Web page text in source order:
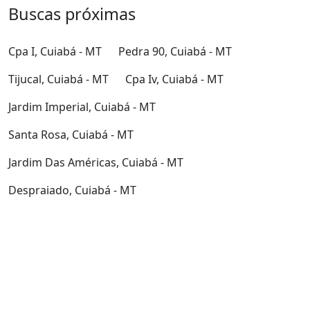
Buscas próximas
Cpa I, Cuiabá - MT
Pedra 90, Cuiabá - MT
Tijucal, Cuiabá - MT
Cpa Iv, Cuiabá - MT
Jardim Imperial, Cuiabá - MT
Santa Rosa, Cuiabá - MT
Jardim Das Américas, Cuiabá - MT
Despraiado, Cuiabá - MT